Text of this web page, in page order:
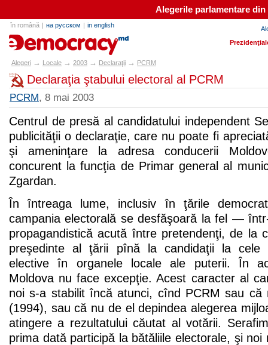
Alegerile parlamentare
în română | на русском | in english
alegeri.md
Alegeri → Locale → 2003 → Declaraţii → PCRM
Declaraţia ştabului electoral al PCRM
PCRM, 8 mai 2003
Centrul de presă al candidatului independent
publicităţii o declaraţie, care nu poate fi
şi ameninţare la adresa conducerii
concurent la funcţia de Primar general al
Zgardan.
În întreaga lume, inclusiv în ţările
campania electorală se desfăşoară la fel —
propagandistică acută între pretendenţi, de la
preşedinte al ţării pînă la candidaţii la cele
elective în organele locale ale puterii. În
Moldova nu face excepţie. Acest caracter al
noi s-a stabilit încă atunci, cînd PCRM sau că
(1994), sau că nu de el depindea alegerea
atingere a rezultatului căutat al votării.
prima dată participă la bătăliile electorale, şi